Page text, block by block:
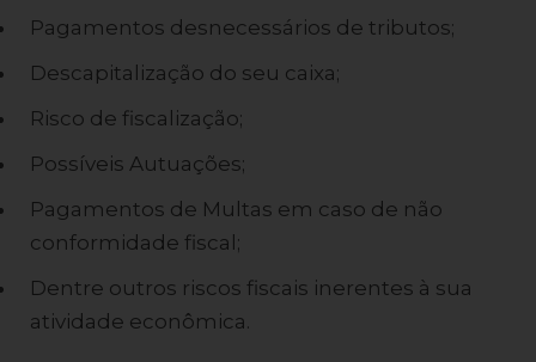
Pagamentos desnecessários de tributos;
Descapitalização do seu caixa;
Risco de fiscalização;
Possíveis Autuações;
Pagamentos de Multas em caso de não
conformidade fiscal;
Dentre outros riscos fiscais inerentes à sua
atividade econômica.